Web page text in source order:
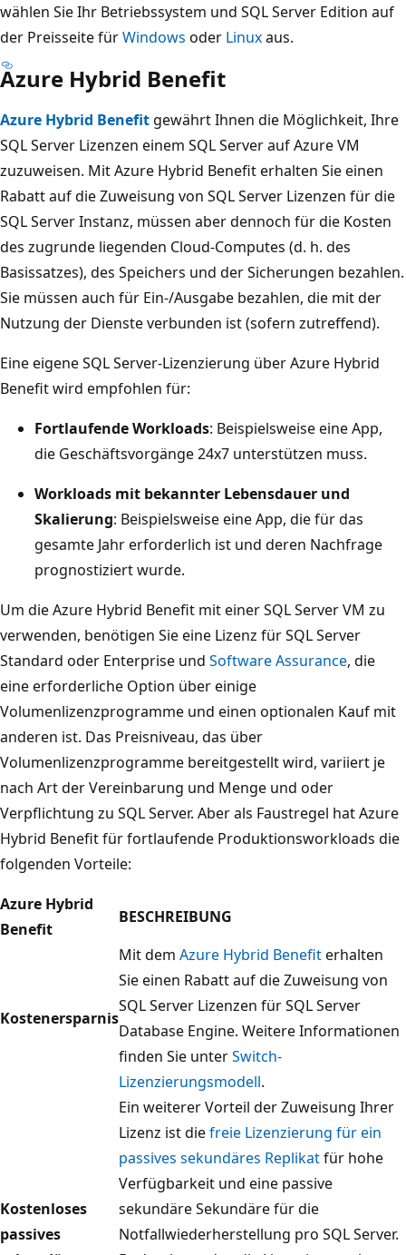
wählen Sie Ihr Betriebssystem und SQL Server Edition auf
der Preisseite fürWindows oder Linuxaus.
Azure Hybrid Benefit
Azure Hybrid Benefit gewährt Ihnen die Möglichkeit, Ihre
SQL Server Lizenzen einem SQL Server auf Azure VM
zuzuweisen. Mit Azure Hybrid Benefit erhalten Sie einen
Rabatt auf die Zuweisung von SQL Server Lizenzen für die
SQL Server Instanz, müssen aber dennoch für die Kosten
des zugrunde liegenden Cloud-Computes (d. h. des
Basissatzes), des Speichers und der Sicherungen bezahlen.
Sie müssen auch für Ein-/Ausgabe bezahlen, die mit der
Nutzung der Dienste verbunden ist (sofern zutreffend).
Eine eigene SQL Server-Lizenzierung über Azure Hybrid
Benefit wird empfohlen für:
Fortlaufende Workloads: Beispielsweise eine App,
die Geschäftsvorgänge 24x7 unterstützen muss.
Workloads mit bekannter Lebensdauer und
Skalierung: Beispielsweise eine App, die für das
gesamte Jahr erforderlich ist und deren Nachfrage
prognostiziert wurde.
Um die Azure Hybrid Benefit mit einer SQL Server VM zu
verwenden, benötigen Sie eine Lizenz für SQL Server
Standard oder Enterprise und Software Assurance, die
eine erforderliche Option über einige
Volumenlizenzprogramme und einen optionalen Kauf mit
anderen ist. Das Preisniveau, das über
Volumenlizenzprogramme bereitgestellt wird, variiert je
nach Art der Vereinbarung und Menge und oder
Verpflichtung zu SQL Server. Aber als Faustregel hat Azure
Hybrid Benefit für fortlaufende Produktionsworkloads die
folgenden Vorteile:
Azure Hybrid
Benefit
BESCHREIBUNG
Kostenersparnis
Mit dem Azure Hybrid Benefiterhalten
Sie einen Rabatt auf die Zuweisung von
SQL Server Lizenzen für SQL Server
Database Engine. Weitere Informationen
finden Sie unterSwitch-
Lizenzierungsmodell.
Kostenloses
passives
Ein weiterer Vorteil der Zuweisung Ihrer
Lizenz ist diefreie Lizenzierung für ein
passives sekundäres Replikatfür hohe
Verfügbarkeit und eine passive
sekundäre Sekundäre für die
Notfallwiederherstellung pro SQL Server.